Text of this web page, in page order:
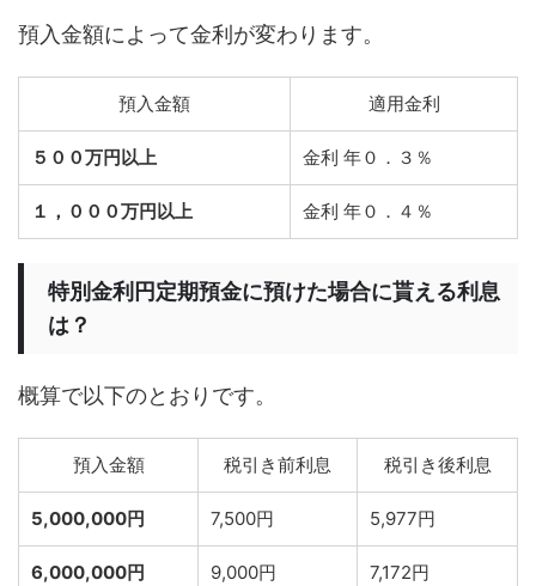
預入金額によって金利が変わります。
預入金額 適用金利
５００万円以上 金利 年０．３％
１，０００万円以上 金利 年０．４％
特別金利円定期預金に預けた場合に貰える利息
は？
概算で以下のとおりです。
預入金額 税引き前利息 税引き後利息
5,000,000円 7,500円 5,977円
6,000,000円 9,000円 7,172円